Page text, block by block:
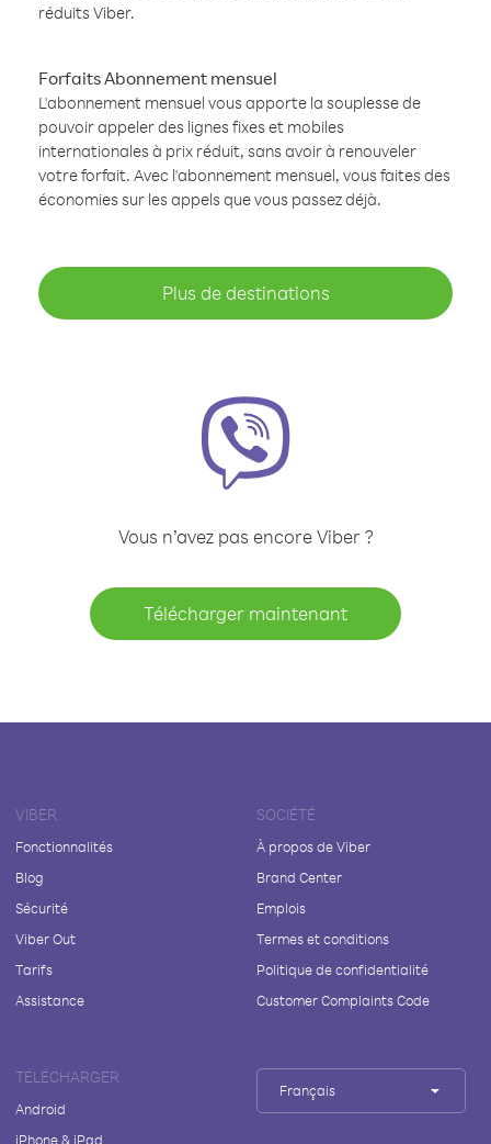
réduits Viber.
Forfaits Abonnement mensuel
L'abonnement mensuel vous apporte la souplesse de
pouvoir appeler des lignes fixes et mobiles
internationales à prix réduit, sans avoir à renouveler
votre forfait. Avec l'abonnement mensuel, vous faites des
économies sur les appels que vous passez déjà.
Plus de destinations
Vous n’avez pas encore Viber ?
Télécharger maintenant
VIBER
Fonctionnalités
Blog
Sécurité
Viber Out
Tarifs
Assistance
SOCIÉTÉ
À propos de Viber
Brand Center
Emplois
Termes et conditions
Politique de confidentialité
Customer Complaints Code
TÉLÉCHARGER
Android
iPhone & iPad
Français